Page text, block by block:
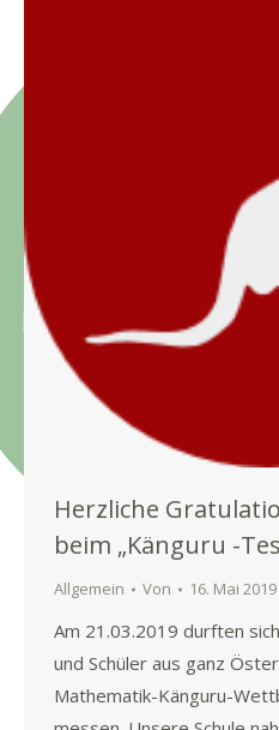
Herzliche
beim „Känguru -
Allgemein Von 16. Mai 2019
Am 21.03.2019 durften
und Schüler aus ganz
Mathematik-Känguru-